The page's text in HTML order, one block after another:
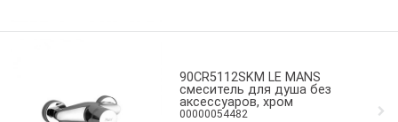
90CR5112SKM LE MANS
смеситель для душа без
аксессуаров, хром
00000054482